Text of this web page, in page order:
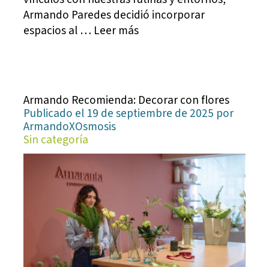
Armando Paredes decidió incorporar
espacios al … Leer más
Armando Recomienda: Decorar con flores
Publicado el 19 de septiembre de 2025 por
ArmandoXOsmosis
Sin categoría